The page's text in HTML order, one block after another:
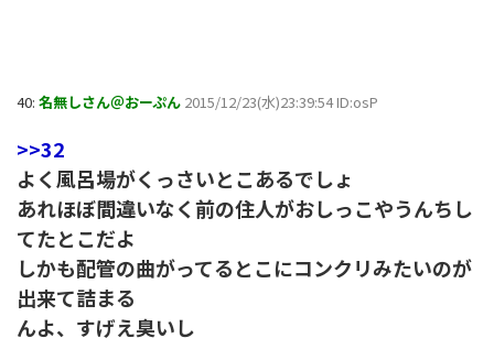
40: 名無しさん＠おーぷん 2015/12/23(水)23:39:54 ID:osP
>>32
よく風呂場がくっさいとこあるでしょ
あれほぼ間違いなく前の住人がおしっこやうんちし
てたとこだよ
しかも配管の曲がってるとこにコンクリみたいのが
出来て詰まる
んよ、すげえ臭いし